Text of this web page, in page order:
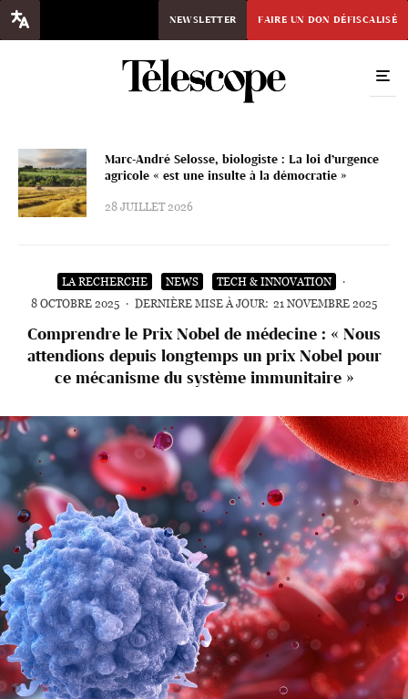
NEWSLETTER FAIRE UN DON DÉFISCALISÉ
Marc-André Selosse, biologiste : La loi d’urgence
agricole « est une insulte à la démocratie »
28 JUILLET 2026
LA RECHERCHE NEWS TECH & INNOVATION
·
8 OCTOBRE 2025 · DERNIÈRE MISE À JOUR: 21 NOVEMBRE 2025
Comprendre le Prix Nobel de médecine : « Nous
attendions depuis longtemps un prix Nobel pour
ce mécanisme du système immunitaire »